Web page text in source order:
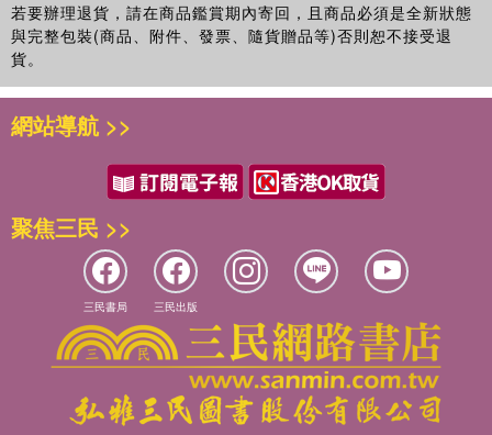
若要辦理退貨，請在商品鑑賞期內寄回，且商品必須是全新狀態
與完整包裝(商品、附件、發票、隨貨贈品等)否則恕不接受退
貨。
網站導航 >>
聚焦三民 >>
三民書局 三民出版